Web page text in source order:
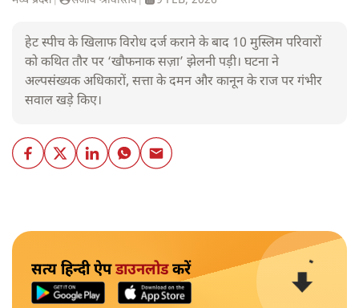
हेट स्पीच के खिलाफ विरोध दर्ज कराने के बाद 10 मुस्लिम परिवारों
को कथित तौर पर ‘खौफनाक सज़ा’ झेलनी पड़ी। घटना ने
अल्पसंख्यक अधिकारों, सत्ता के दमन और कानून के राज पर गंभीर
सवाल खड़े किए।
सत्य हिन्दी ऐपडाउनलोडकरें